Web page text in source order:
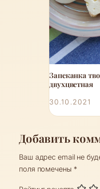
Запеканка
двухцветная
30.10.2021
Добавить
Ваш адрес email не
поля помечены *